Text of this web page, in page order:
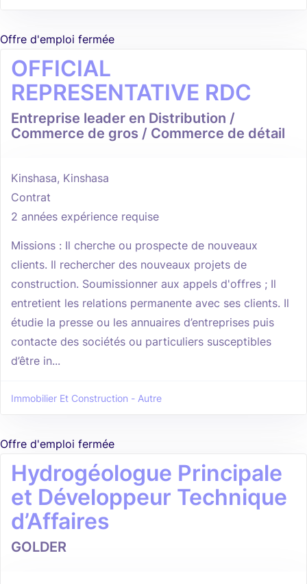
Offre d'emploi fermée
OFFICIAL
REPRESENTATIVE RDC
Entreprise leader en Distribution /
Commerce de gros / Commerce de détail
Kinshasa, Kinshasa
Contrat
2 années expérience requise
Missions : Il cherche ou prospecte de nouveaux
clients. Il rechercher des nouveaux projets de
construction. Soumissionner aux appels d'offres ; Il
entretient les relations permanente avec ses clients. Il
étudie la presse ou les annuaires d’entreprises puis
contacte des sociétés ou particuliers susceptibles
d’être in...
Immobilier Et Construction - Autre
Offre d'emploi fermée
Hydrogéologue Principale
et Développeur Technique
d’Affaires
GOLDER